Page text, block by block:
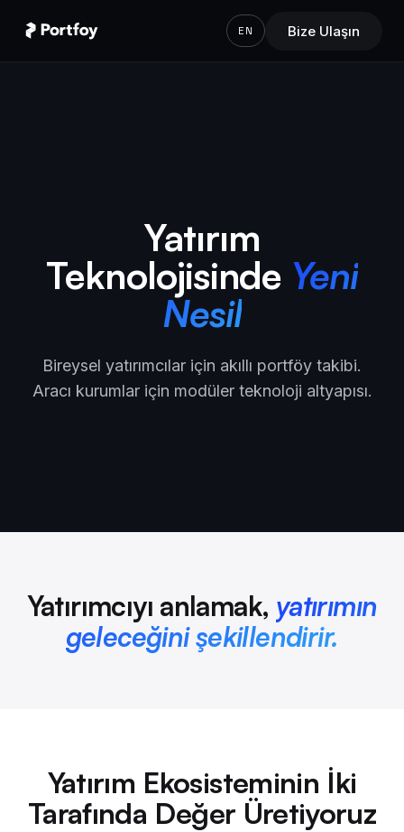
EN Bize Ulaşın
Yatırım
Teknolojisinde Yeni
Nesil
Bireysel yatırımcılar için akıllı portföy takibi.
Aracı kurumlar için modüler teknoloji altyapısı.
Yatırımcıyı anlamak, yatırımın
geleceğini şekillendirir.
Yatırım Ekosisteminin İki
Tarafında Değer Üretiyoruz